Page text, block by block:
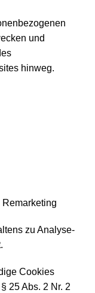
und
hinweg.
zu Analyse-
Cookies
25 Abs. 2 Nr. 2